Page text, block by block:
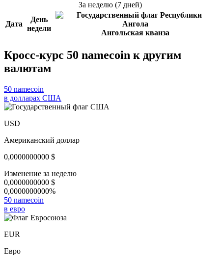
За неделю (7 дней)
Дата
День
недели
Ангольская кванза
Кросс-курс 50 namecoin к другим
валютам
50 namecoin
в долларах США
USD
Американский доллар
0,0000000000 $
Изменение за неделю
0,0000000000 $
0,0000000000%
50 namecoin
в евро
EUR
Евро